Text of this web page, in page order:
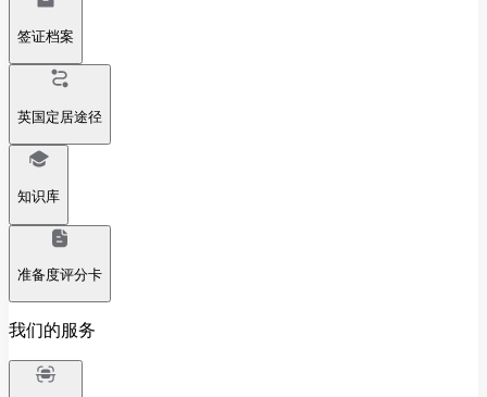
签证档案
英国定居途径
知识库
准备度评分卡
我们的服务